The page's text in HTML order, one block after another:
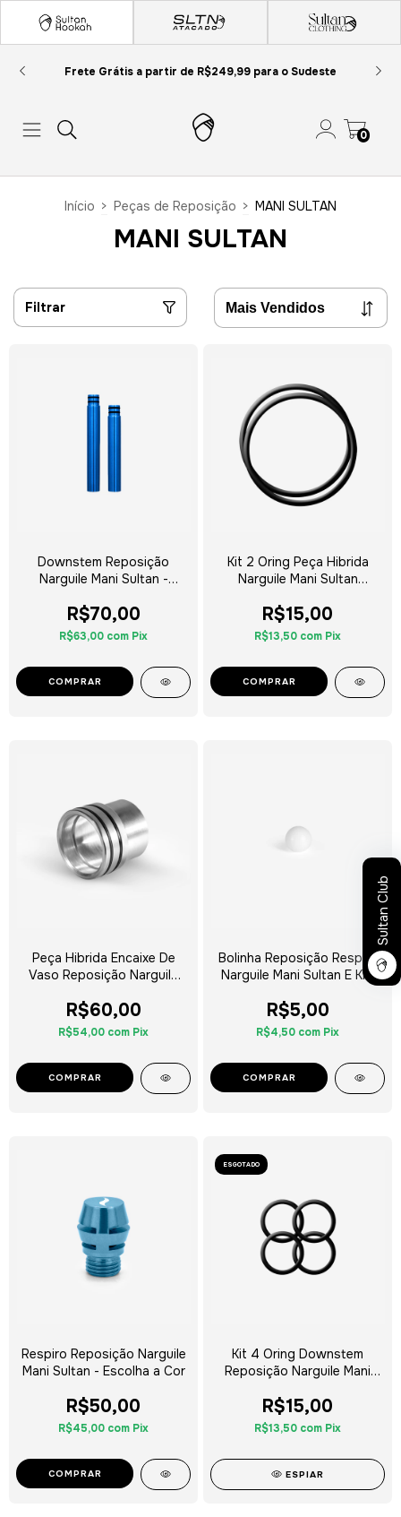
Frete Grátis a partir de R$249,99 para o Sudeste
0
Início > Peças de Reposição > MANI SULTAN
MANI SULTAN
Filtrar
Downstem Reposição
Narguile Mani Sultan -
R$70,00
R$63,00 com Pix
COMPRAR
Kit 2 Oring Peça Hibrida
Narguile Mani Sultan
R$15,00
R$13,50 com Pix
Peça Hibrida Encaixe De
Vaso Reposição Narguile
R$60,00
R$54,00 com Pix
Bolinha Reposição Respiro
Narguile Mani Sultan E Kini
R$5,00
R$4,50 com Pix
Respiro Reposição Narguile
Mani Sultan - Escolha a Cor
R$50,00
R$45,00 com Pix
COMPRAR
ESGOTADO
Kit 4 Oring Downstem
Reposição Narguile Mani
R$15,00
R$13,50 com Pix
ESPIAR
Sultan Club